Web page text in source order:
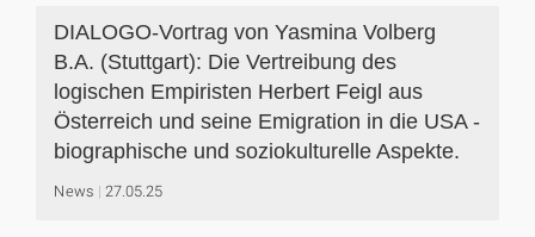
DIALOGO-Vortrag von Yasmina Volberg
B.A. (Stuttgart): Die Vertreibung des
logischen Empiristen Herbert Feigl aus
Österreich und seine Emigration in die USA -
biographische und soziokulturelle Aspekte.
News 27.05.25